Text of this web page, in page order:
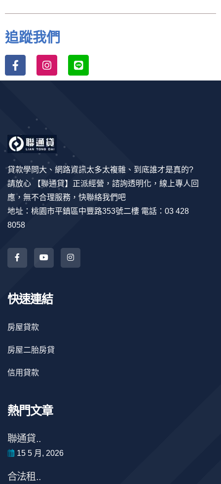
追蹤我們
貸款學問大、網路資訊太多太複雜、到底誰才是真的?
請放心 【聯通貸】正派經營，諮詢透明化，線上專人回
應，無不合理服務，快聯絡我們吧
地址：桃園市平鎮區中豐路353號二樓 電話：03 428
8058
快速連結
房屋貸款
房屋二胎房貸
信用貸款
熱門文章
聯通貸..
15 5 月, 2026
合法租..